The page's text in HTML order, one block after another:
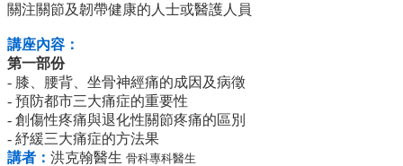
關注關節及韌帶健康的人士或醫護人員
講座內容：
第一部份
- 膝、腰背、坐骨神經痛的成因及病徵
- 預防都市三大痛症的重要性
- 創傷性疼痛與退化性關節疼痛的區別
- 紓緩三大痛症的方法果
講者： 洪克翰醫生 骨科專科醫生